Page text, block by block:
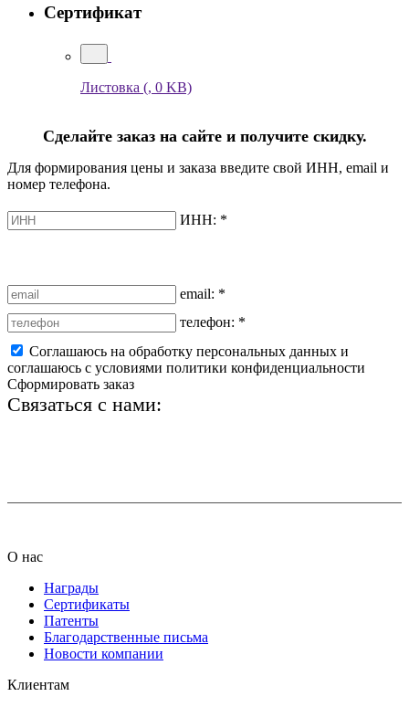
Сертификат
Листовка (, 0 KB)
Сделайте заказ на сайте и получите скидку.
Для формирования цены и заказа введите свой ИНН, email и
номер телефона.
ИНН: *
email: *
телефон: *
Соглашаюсь на обработку персональных данных и
соглашаюсь с условиями политики конфиденциальности
Сформировать заказ
Связаться с нами:
О нас
Награды
Сертификаты
Патенты
Благодарственные письма
Новости компании
Клиентам